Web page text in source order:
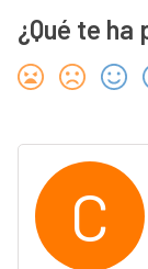
¿Qué te
C